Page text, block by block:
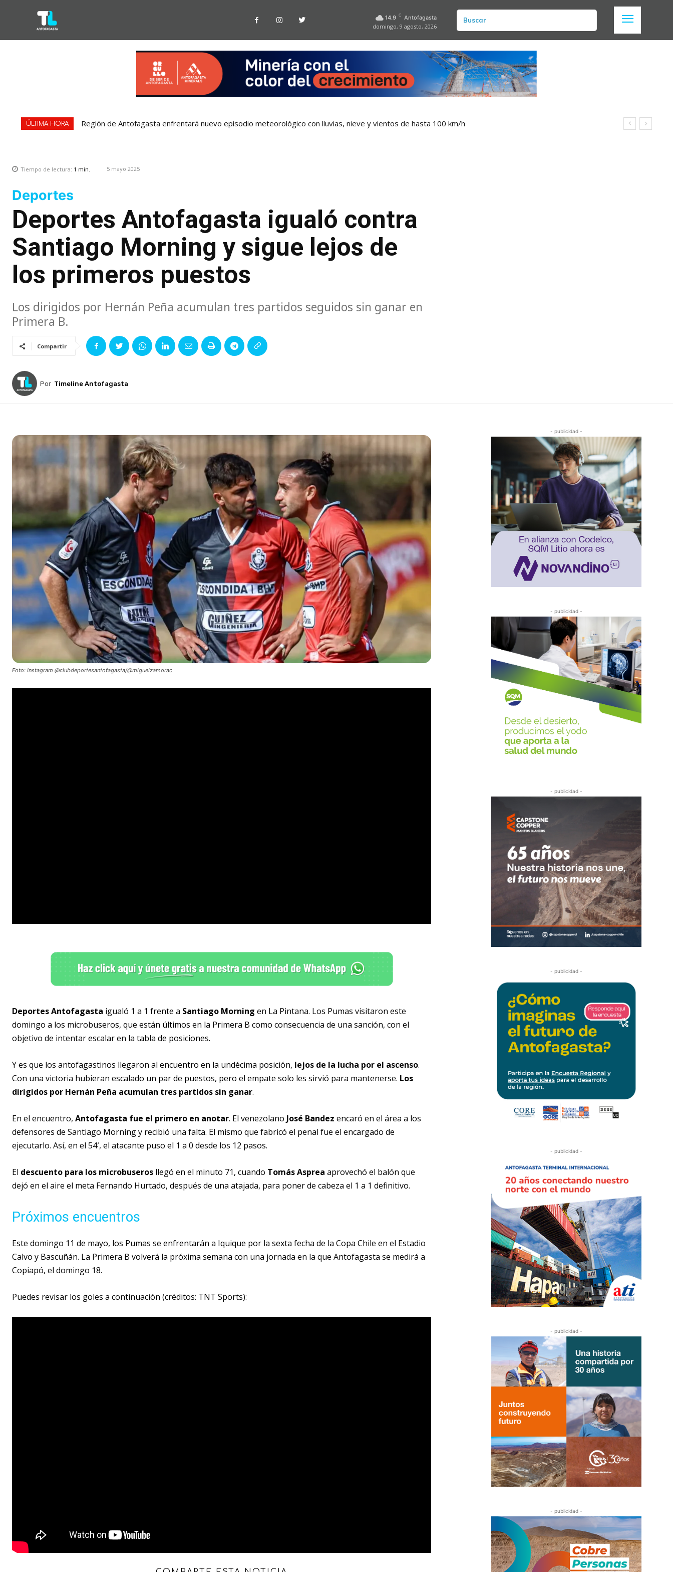
14.9 C Antofagasta
domingo, 9 agosto, 2026
Buscar
ÚLTIMA HORA Región de Antofagasta enfrentará nuevo episodio meteorológico con lluvias, nieve y vientos de hasta 100 km/h
Tiempo de lectura: 1 min. 5 mayo 2025
Deportes
Deportes Antofagasta igualó contra
Santiago Morning y sigue lejos de
los primeros puestos
Los dirigidos por Hernán Peña acumulan tres partidos seguidos sin ganar en
Primera B.
Compartir
Por Timeline Antofagasta
Foto: Instagram @clubdeportesantofagasta/@miguelzamorac
Deportes Antofagasta igualó 1 a 1 frente a Santiago Morning en La Pintana. Los Pumas visitaron este
domingo a los microbuseros, que están últimos en la Primera B como consecuencia de una sanción, con el
objetivo de intentar escalar en la tabla de posiciones.
Y es que los antofagastinos llegaron al encuentro en la undécima posición, lejos de la lucha por el ascenso.
Con una victoria hubieran escalado un par de puestos, pero el empate solo les sirvió para mantenerse. Los
dirigidos por Hernán Peña acumulan tres partidos sin ganar.
En el encuentro, Antofagasta fue el primero en anotar. El venezolano José Bandez encaró en el área a los
defensores de Santiago Morning y recibió una falta. El mismo que fabricó el penal fue el encargado de
ejecutarlo. Así, en el 54′, el atacante puso el 1 a 0 desde los 12 pasos.
El descuento para los microbuseros llegó en el minuto 71, cuando Tomás Asprea aprovechó el balón que
dejó en el aire el meta Fernando Hurtado, después de una atajada, para poner de cabeza el 1 a 1 definitivo.
Próximos encuentros
Este domingo 11 de mayo, los Pumas se enfrentarán a Iquique por la sexta fecha de la Copa Chile en el Estadio
Calvo y Bascuñán. La Primera B volverá la próxima semana con una jornada en la que Antofagasta se medirá a
Copiapó, el domingo 18.
Puedes revisar los goles a continuación (créditos: TNT Sports):
- publicidad -
- publicidad -
- publicidad -
- publicidad -
- publicidad -
- publicidad -
- publicidad -